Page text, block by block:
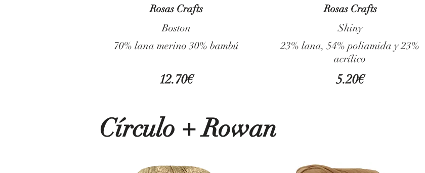
Rosas Crafts
Boston
70% lana merino 30% bambú
12.70€
Rosas Crafts
Shiny
23% lana, 54% poliamida y 23%
acrílico
5.20€
Círculo + Rowan